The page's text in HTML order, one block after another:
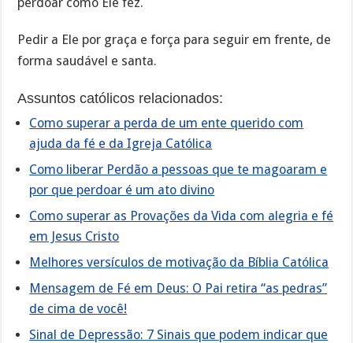
Pedir a Ele por graça e força para seguir em frente, de
forma saudável e santa.
Assuntos católicos relacionados:
Como superar a perda de um ente querido com
ajuda da fé e da Igreja Católica
Como liberar Perdão a pessoas que te magoaram e
por que perdoar é um ato divino
Como superar as Provações da Vida com alegria e fé
em Jesus Cristo
Melhores versículos de motivação da Bíblia Católica
Mensagem de Fé em Deus: O Pai retira “as pedras”
de cima de você!
Sinal de Depressão: 7 Sinais que podem indicar que